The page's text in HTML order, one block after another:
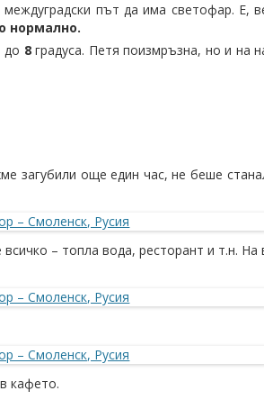
път да има светофар. Е,
нормално.
до 8градуса. Петя поизмръзна, но и на
загубили още един час, не беше
– топла вода, ресторант и т.н.
кафето.